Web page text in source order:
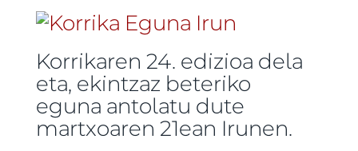
Korrikaren 24. edizioa dela
eta, ekintzaz beteriko
eguna antolatu dute
martxoaren 21ean Irunen.